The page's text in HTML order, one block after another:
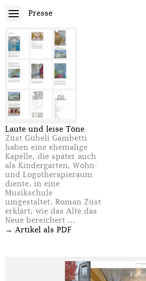
Presse
Laute und leise Töne
Züst Gübeli Gambetti
haben eine ehemalige
Kapelle, die später auch
als Kindergarten, Wohn-
und Logotherapieraum
diente, in eine
Musikschule
umgestaltet. Roman Züst
erklärt, wie das Alte das
Neue bereichert ...
→ Artikel als PDF